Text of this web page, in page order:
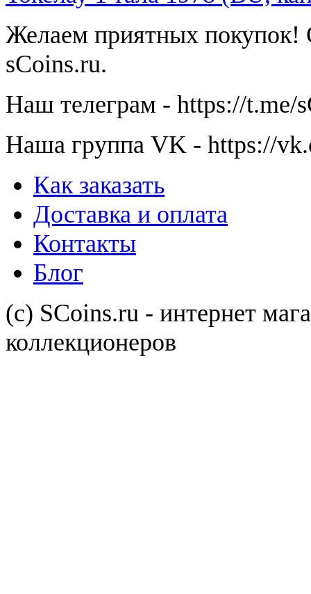
Желаем приятных покупок!
sСoins.ru.
Наш телеграм - https://t.me/
Наша группа VK - https://
Как заказать
Доставка и оплата
Контакты
Блог
(с) SCoins.ru - интернет
коллекционеров